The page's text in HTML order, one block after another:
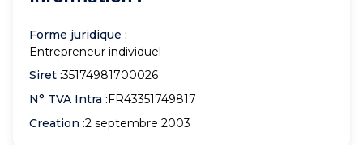
Forme juridique :
Entrepreneur individuel
Siret :35174981700026
N° TVA Intra :FR43351749817
Creation :2 septembre 2003